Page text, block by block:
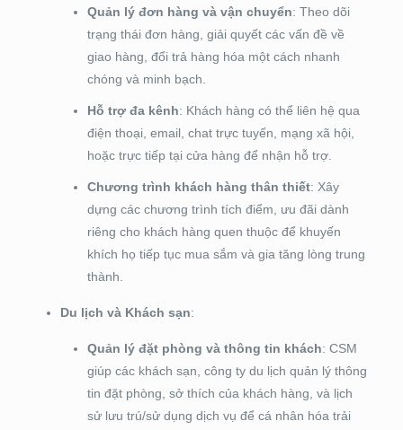
Quản lý đơn hàng và vận chuyển: Theo dõi
trạng thái đơn hàng, giải quyết các vấn đề về
giao hàng, đổi trả hàng hóa một cách nhanh
chóng và minh bạch.
Hỗ trợ đa kênh: Khách hàng có thể liên hệ qua
điện thoại, email, chat trực tuyến, mạng xã hội,
hoặc trực tiếp tại cửa hàng để nhận hỗ trợ.
Chương trình khách hàng thân thiết: Xây
dựng các chương trình tích điểm, ưu đãi dành
riêng cho khách hàng quen thuộc để khuyến
khích họ tiếp tục mua sắm và gia tăng lòng trung
thành.
Du lịch và Khách sạn:
Quản lý đặt phòng và thông tin khách: CSM
giúp các khách sạn, công ty du lịch quản lý thông
tin đặt phòng, sở thích của khách hàng, và lịch
sử lưu trú/sử dụng dịch vụ để cá nhân hóa trải